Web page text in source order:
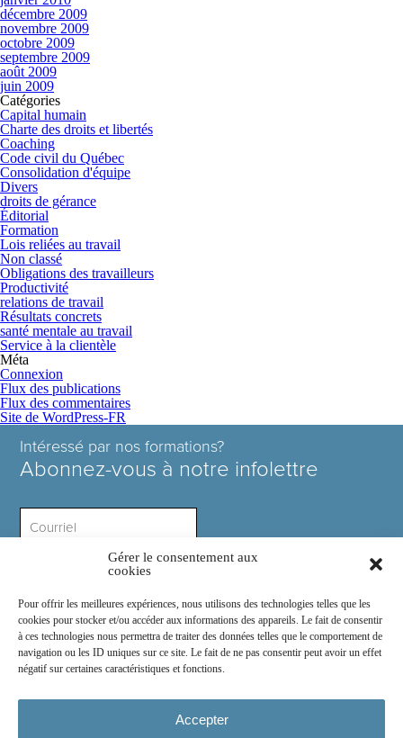
Gérer le consentement aux
cookies
Pour offrir les meilleures expériences, nous utilisons des technologies telles que les
cookies pour stocker et/ou accéder aux informations des appareils. Le fait de consentir
à ces technologies nous permettra de traiter des données telles que le comportement de
navigation ou les ID uniques sur ce site. Le fait de ne pas consentir peut avoir un effet
négatif sur certaines caractéristiques et fonctions.
Accepter
décembre 2009
novembre 2009
octobre 2009
septembre 2009
août 2009
juin 2009
Catégories
Capital humain
Charte des droits et libertés
Coaching
Code civil du Québec
Consolidation d'équipe
Divers
droits de gérance
Éditorial
Formation
Lois reliées au travail
Non classé
Obligations des travailleurs
Productivité
relations de travail
Résultats concrets
santé mentale au travail
Service à la clientèle
Méta
Connexion
Flux des publications
Flux des commentaires
Site de WordPress-FR
Intéressé par nos formations?
Abonnez-vous à notre infolettre